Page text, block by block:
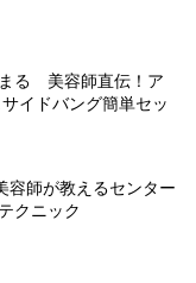
まる 美容師直伝！ア
イドバング簡単セッ
師が教えるセンター
クニック